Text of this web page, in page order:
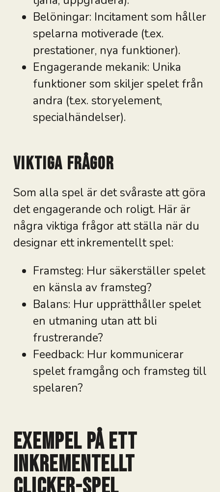
Belöningar: Incitament som håller
spelarna motiverade (t.ex.
prestationer, nya funktioner).
Engagerande mekanik: Unika
funktioner som skiljer spelet från
andra (t.ex. storyelement,
specialhändelser).
Viktiga frågor
Som alla spel är det svåraste att göra
det engagerande och roligt. Här är
några viktiga frågor att ställa när du
designar ett inkrementellt spel:
Framsteg: Hur säkerställer spelet
en känsla av framsteg?
Balans: Hur upprätthåller spelet
en utmaning utan att bli
frustrerande?
Feedback: Hur kommunicerar
spelet framgång och framsteg till
spelaren?
Exempel på ett
Inkrementellt